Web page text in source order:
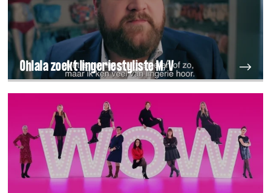
Ohlala zoekt lingeriestyliste M/V